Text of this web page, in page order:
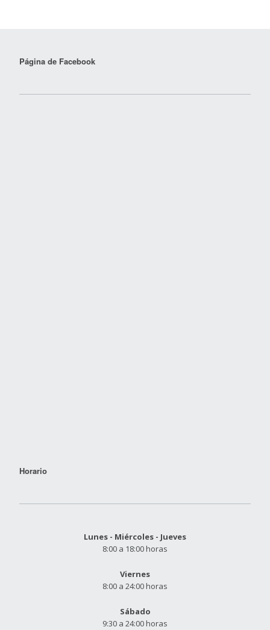
Página de Facebook
Horario
Lunes - Miércoles - Jueves
8:00 a 18:00 horas
Viernes
8:00 a 24:00 horas
Sábado
9:30 a 24:00 horas